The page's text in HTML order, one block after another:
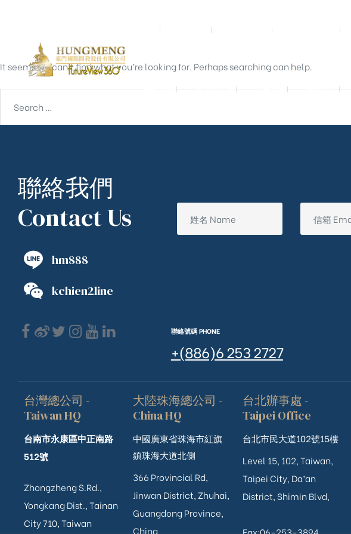
首頁 關於我們 影音實體投影
聯絡我們 東京一戶建 宮廷別墅 興墅12戶
Nothing Found
It seems we can’t find what you’re looking for. Perhaps searching can help.
聯絡我們
Contact Us
hm888
kchien2line
聯絡號碼 PHONE
+(886)6 253 2727
台灣總公司 -
Taiwan HQ
台南市永康區中正南路
512號
Zhongzheng S.Rd.,
Yongkang Dist., Tainan
City 710, Taiwan
大陸珠海總公司 -
China HQ
中國廣東省珠海市紅旗
鎮珠海大道北側
366 Provincial Rd,
Jinwan District, Zhuhai,
Guangdong Province,
China
台北辦事處 -
Taipei Office
台北市民大道102號15樓
Level 15, 102, Taiwan,
Taipei City, Da’an
District, Shimin Blvd,
含日本